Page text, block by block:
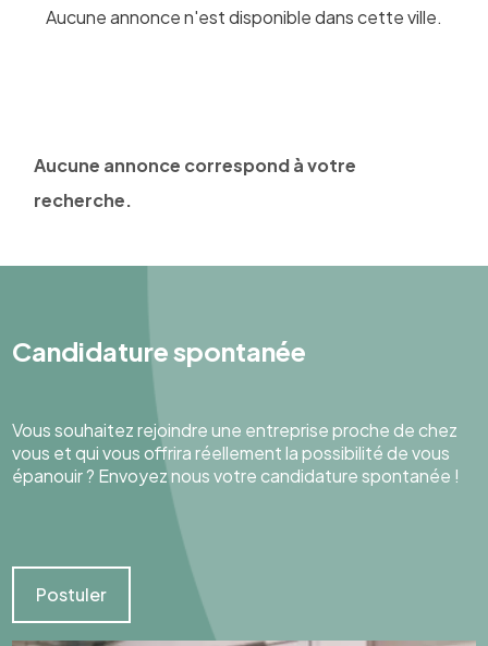
Aucune annonce n'est disponible dans cette ville.
Aucune annonce correspond à votre
recherche.
Candidature spontanée
Vous souhaitez rejoindre une entreprise proche de chez
vous et qui vous offrira réellement la possibilité de vous
épanouir ? Envoyez nous votre candidature spontanée !
Postuler